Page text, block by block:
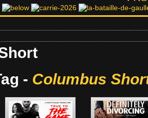
-Columbus